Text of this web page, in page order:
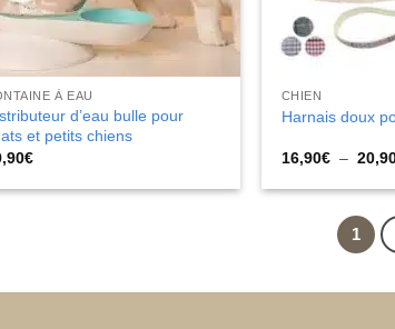
À EAU
d’eau bulle pour
et petits chiens
€
CHIEN
Harnais doux
16,90€ –
1